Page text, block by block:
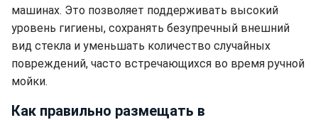
машинах. Это позволяет поддерживать высокий
уровень гигиены, сохранять безупречный внешний
вид стекла и уменьшать количество случайных
повреждений, часто встречающихся во время ручной
мойки.
Как правильно размещать в